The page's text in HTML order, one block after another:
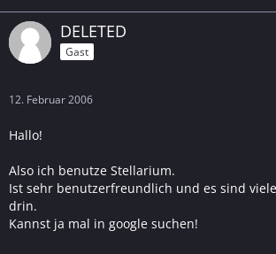
DELETED
Gast
12. Februar 2006
Hallo!
Also ich benutze Stellarium.
Ist sehr benutzerfreundlich und es sind
drin.
Kannst ja mal in google suchen!